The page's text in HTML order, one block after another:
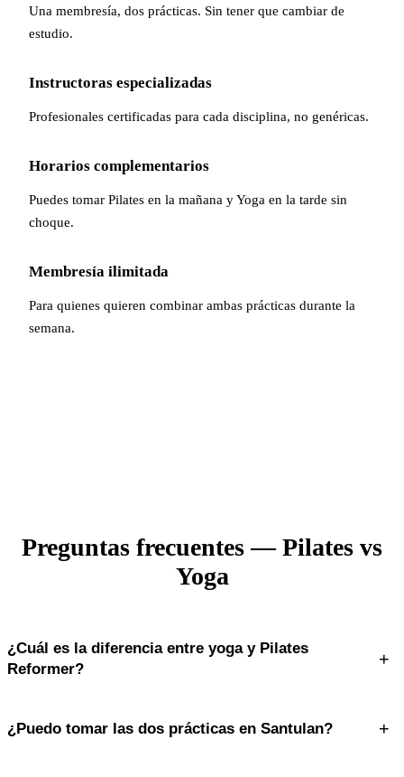
Una membresía, dos prácticas. Sin tener que cambiar de
estudio.
Instructoras especializadas
Profesionales certificadas para cada disciplina, no genéricas.
Horarios complementarios
Puedes tomar Pilates en la mañana y Yoga en la tarde sin
choque.
Membresía ilimitada
Para quienes quieren combinar ambas prácticas durante la
semana.
Preguntas frecuentes — Pilates vs
Yoga
¿Cuál es la diferencia entre yoga y Pilates
Reformer?
+
Reformer trabaja fuerza, control y alineación con resistencia
¿Puedo tomar las dos prácticas en Santulan? +